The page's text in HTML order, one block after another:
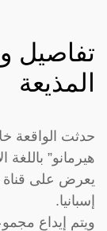
تفاصيل
المذيعة
حدثت الواقعة
إسبانيا.
ويتم إيداع